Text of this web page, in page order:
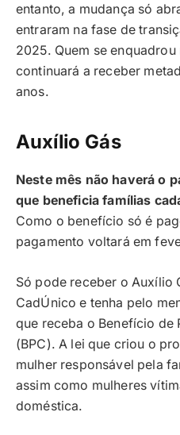
entanto, a mudança só
entraram na fase de
2025. Quem se
continuará a receber
anos.
Auxílio Gás
Neste mês não haverá o
que beneficia famílias
Como o benefício só é
pagamento voltará em
Só pode receber o Auxílio
CadÚnico e tenha pelo
que receba o Benefício de
(BPC). A lei que criou o
mulher responsável pela
assim como mulheres
doméstica.